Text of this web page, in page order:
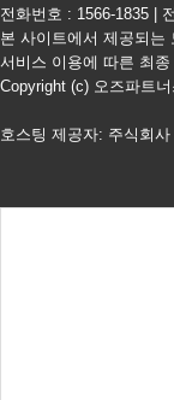
전화번호 : 1566-1835 |
본 사이트에서 제공되는
서비스 이용에 따른 최
Copyright (c) 오즈파트
호스팅 제공자: 주식회